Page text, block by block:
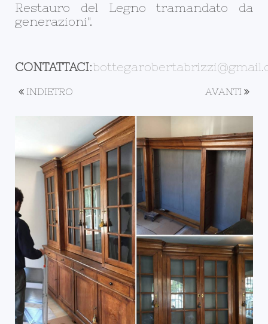
Restauro del Legno tramandato da
generazioni".
CONTATTACI:
INDIETRO AVANTI